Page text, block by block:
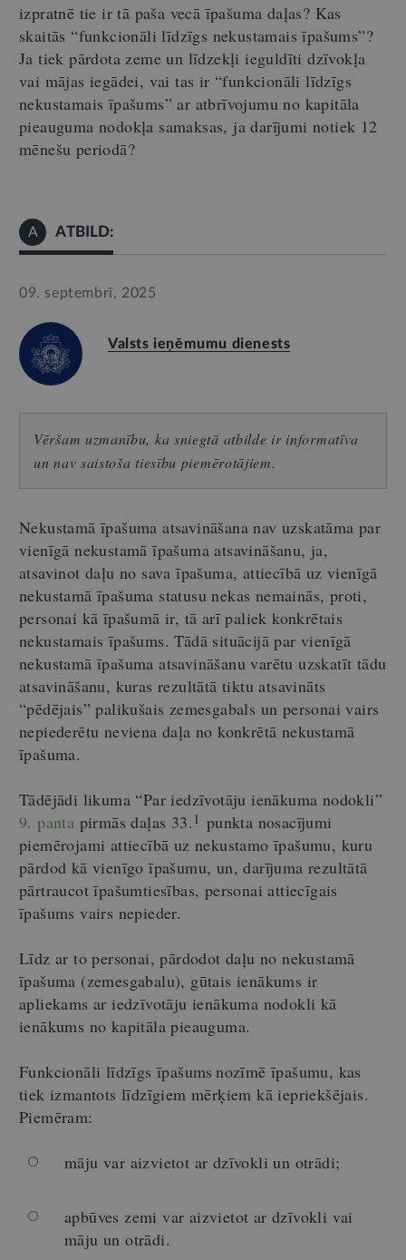
izpratnē tie ir tā paša vecā īpašuma daļas? Kas
skaitās “funkcionāli līdzīgs nekustamais īpašums”?
Ja tiek pārdota zeme un līdzekļi ieguldīti dzīvokļa
vai mājas iegādei, vaitas ir “funkcionāli līdzīgs
nekustamais īpašums”ar atbrīvojumu no kapitāla
pieauguma nodokļa samaksas, ja darījumi notiek 12
mēnešu periodā?
A ATBILD:
09. septembrī, 2025
Valsts ieņēmumu dienests
Vēršam uzmanību, ka sniegtā atbilde ir informatīva
un nav saistoša tiesību piemērotājiem.
Nekustamā īpašuma atsavināšana nav uzskatāma par
vienīgā nekustamā īpašuma atsavināšanu, ja,
atsavinot daļu no sava īpašuma, attiecībā uz vienīgā
nekustamā īpašuma statusu nekas nemainās, proti,
personai kā īpašumā ir, tā arī paliek konkrētais
nekustamais īpašums. Tādā situācijā par vienīgā
nekustamā īpašuma atsavināšanu varētu uzskatīt tādu
atsavināšanu, kuras rezultātā tiktu atsavināts
“pēdējais” palikušais zemesgabals un personai vairs
nepiederētu neviena daļa no konkrētā nekustamā
īpašuma.
Tādējādi likuma “Par iedzīvotāju ienākuma nodokli”
9. panta pirmās daļas 33. 1 punkta nosacījumi
piemērojami attiecībā uz nekustamo īpašumu, kuru
pārdod kā vienīgo īpašumu, un, darījuma rezultātā
pārtraucot īpašumtiesības, personai attiecīgais
īpašums vairs nepieder.
Līdz ar to personai, pārdodot daļu no nekustamā
īpašuma (zemesgabalu), gūtais ienākums ir
apliekams ar iedzīvotāju ienākuma nodokli kā
ienākums no kapitāla pieauguma.
Funkcionāli līdzīgs īpašums nozīmē īpašumu, kas
tiek izmantots līdzīgiem mērķiem kā iepriekšējais.
Piemēram:
māju var aizvietot ar dzīvokli un otrādi;
apbūves zemi var aizvietot ar dzīvokli vai
māju un otrādi.